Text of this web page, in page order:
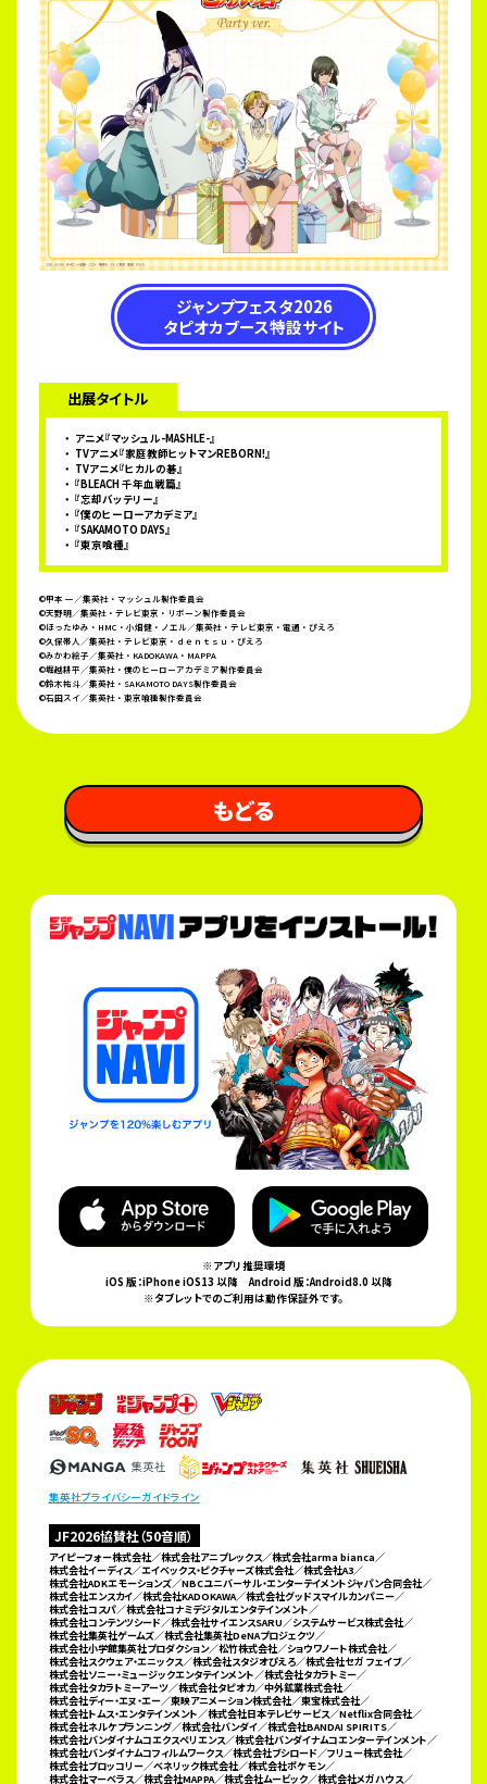
ジャンプフェスタ2026
タピオカブース特設サイト
出展タイトル
アニメ『マッシュル-MASHLE-』
TVアニメ『家庭教師ヒットマンREBORN!』
TVアニメ『ヒカルの碁』
『BLEACH 千年血戦篇』
『忘却バッテリー』
『僕のヒーローアカデミア』
『SAKAMOTO DAYS』
『東京喰種』
©甲本 一／集英社・マッシュル製作委員会
©天野明／集英社・テレビ東京・リボーン製作委員会
©ほったゆみ・HMC・小畑健・ノエル／集英社・テレビ東京・電通・ぴえろ
©久保帯人／集英社・テレビ東京・ｄｅｎｔｓｕ・ぴえろ
©みかわ絵子／集英社・KADOKAWA・MAPPA
©堀越耕平／集英社・僕のヒーローアカデミア製作委員会
©鈴木祐斗／集英社・SAKAMOTO DAYS製作委員会
©石田スイ／集英社・東京喰種製作委員会
もどる
※アプリ推奨環境
iOS 版：iPhone iOS13 以降Android 版：Android8.0 以降
※タブレットでのご利用は動作保証外です。
集英社プライバシーガイドライン
JF2026協賛社（50音順）
アイピーフォー株式会社／株式会社アニプレックス／株式会社arma bianca／
株式会社イーディス／エイベックス・ピクチャーズ株式会社／株式会社A3／
株式会社ADKエモーションズ／NBCユニバーサル・エンターテイメントジャパン合同会社／
株式会社エンスカイ／株式会社KADOKAWA／株式会社グッドスマイルカンパニー／
株式会社コスパ／株式会社コナミデジタルエンタテインメント／
株式会社コンテンツシード／株式会社サイエンスSARU／システムサービス株式会社／
株式会社集英社ゲームズ／株式会社集英社DeNAプロジェクツ／
株式会社小学館集英社プロダクション／松竹株式会社／ショウワノート株式会社／
株式会社スクウェア・エニックス／株式会社スタジオぴえろ／株式会社セガ フェイブ／
株式会社ソニー・ミュージックエンタテインメント／株式会社タカラトミー／
株式会社タカラトミーアーツ／株式会社タピオカ／中外鉱業株式会社／
株式会社ディー・エヌ・エー／東映アニメーション株式会社／東宝株式会社／
株式会社トムス・エンタテインメント／株式会社日本テレビサービス／Netflix合同会社／
株式会社ネルケプランニング／株式会社バンダイ／株式会社BANDAI SPIRITS／
株式会社バンダイナムコエクスペリエンス／株式会社バンダイナムコエンターテインメント／
株式会社バンダイナムコフィルムワークス／株式会社ブシロード／フリュー株式会社／
株式会社ブロッコリー／ベネリック株式会社／株式会社ポケモン／
株式会社マーベラス／株式会社MAPPA／株式会社ムービック／株式会社メガハウス／